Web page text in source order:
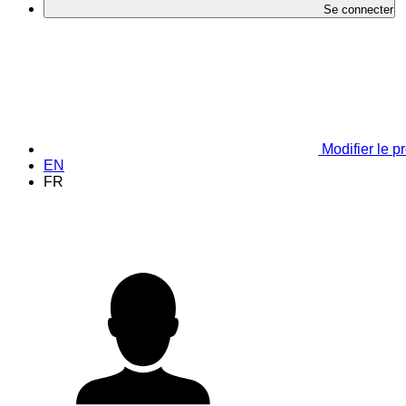
Se connecter
Modifier le
EN
FR